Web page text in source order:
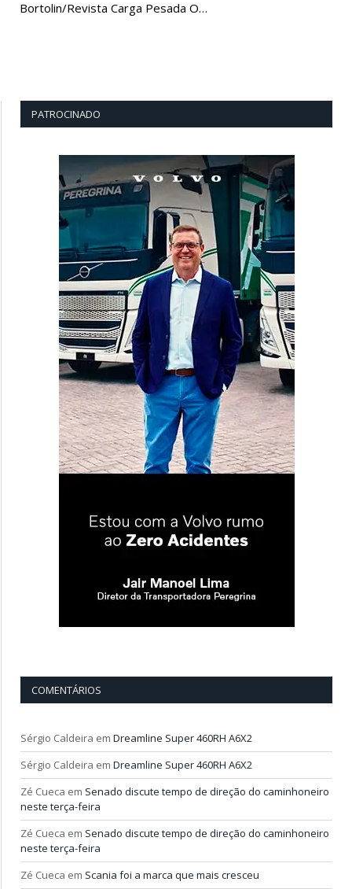
Bortolin/Revista Carga Pesada O…
PATROCINADO
COMENTÁRIOS
Sérgio Caldeira em Dreamline Super 460RH A6X2
Sérgio Caldeira em Dreamline Super 460RH A6X2
Zé Cueca em Senado discute tempo de direção do caminhoneiro
neste terça-feira
Zé Cueca em Senado discute tempo de direção do caminhoneiro
neste terça-feira
Zé Cueca em Scania foi a marca que mais cresceu